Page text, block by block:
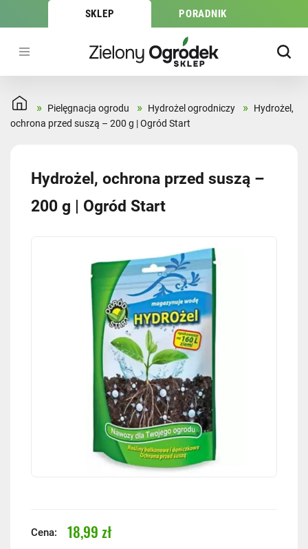
SKLEP PORADNIK
» Pielęgnacja ogrodu » Hydrożel ogrodniczy » Hydrożel,
ochrona przed suszą – 200 g | Ogród Start
Hydrożel, ochrona przed suszą –
200 g | Ogród Start
Cena: 18,99 zł